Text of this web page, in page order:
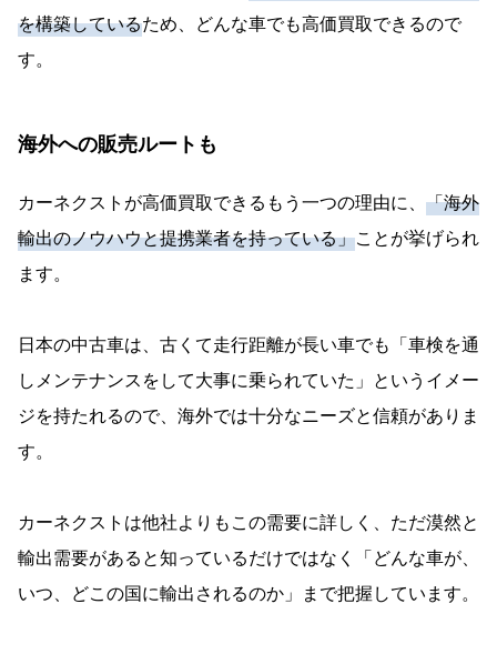
を構築しているため、どんな車でも高価買取できるので
す。
海外への販売ルートも
カーネクストが高価買取できるもう一つの理由に、 「海外
輸出のノウハウと提携業者を持っている」ことが挙げられ
ます。
日本の中古車は、古くて走行距離が長い車でも「車検を通
しメンテナンスをして大事に乗られていた」というイメー
ジを持たれるので、海外では十分なニーズと信頼がありま
す。
カーネクストは他社よりもこの需要に詳しく、ただ漠然と
輸出需要があると知っているだけではなく「どんな車が、
いつ、どこの国に輸出されるのか」まで把握しています。